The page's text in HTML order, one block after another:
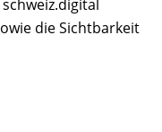
die Sichtbarkeit